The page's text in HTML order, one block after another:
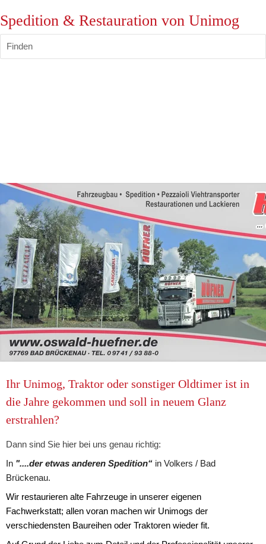
Spedition & Restauration von Unimog
Finden
Ihr Unimog, Traktor oder sonstiger Oldtimer ist in
die Jahre gekommen und soll in neuem Glanz
erstrahlen?
Dann sind Sie hier bei uns genau richtig:
In "....der etwas anderen Spedition“ in Volkers / Bad
Brückenau.
Wir restaurieren alte Fahrzeuge in unserer eigenen
Fachwerkstatt; allen voran machen wir Unimogs der
verschiedensten Baureihen oder Traktoren wieder fit.